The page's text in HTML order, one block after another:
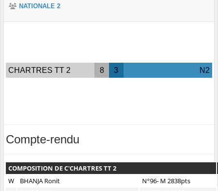
NATIONALE 2
CHARTRES TT 2 8 3 N2
Compte-rendu
COMPOSITION DE C'CHARTRES TT 2
W
BHANJA Ronit
N°96- M 2838pts